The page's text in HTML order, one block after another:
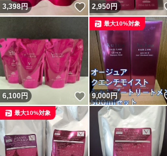
3,398円 いいね！
2,950円
6,100円 いいね！
9,000円
最大10%対象
最大10%対象